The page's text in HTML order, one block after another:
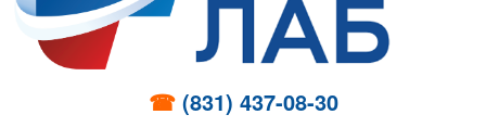
☎ (831) 437-08-30